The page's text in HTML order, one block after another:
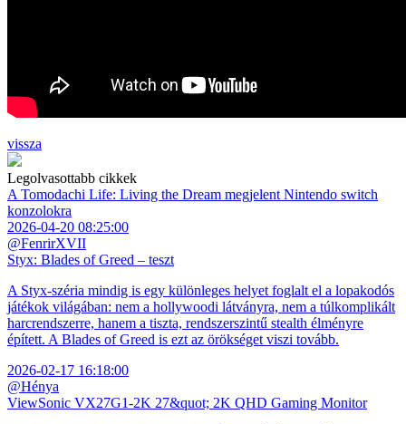
vissza
Legolvasottabb cikkek
A Tomodachi Life: Living the Dream megjelent Nintendo switch
konzolokra
2026-04-20 08:25:00
@FenrirXVII
Styx: Blades of Greed – teszt
A Styx-széria mindig is egy különleges helyet foglalt el a lopakodós
játékok világában: nem a hollywoodi látványra, nem a túlkomplikált
harcrendszerre, hanem a tiszta, rendszerszintű stealth élményre
épített. A Blades of Greed is ezt az örökséget viszi tovább.
2026-02-17 16:18:00
@Hénya
ViewSonic VX27G1-2K 27&quot; 2K QHD Gaming Monitor